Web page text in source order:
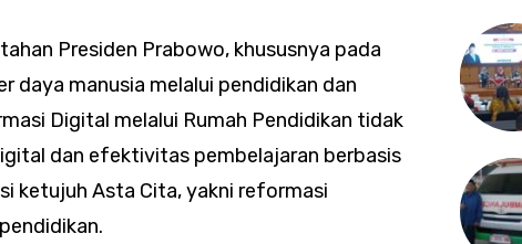
Presiden Prabowo, khususnya pada
daya manusia melalui pendidikan dan
Digital melalui Rumah Pendidikan tidak
dan efektivitas pembelajaran berbasis
ketujuh Asta Cita, yakni reformasi